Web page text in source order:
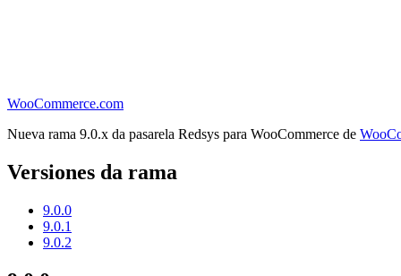
WooCommerce.com
Nueva rama 9.0.x da pasarela Redsys para WooCommerce de
Versiones da rama
9.0.0
9.0.1
9.0.2